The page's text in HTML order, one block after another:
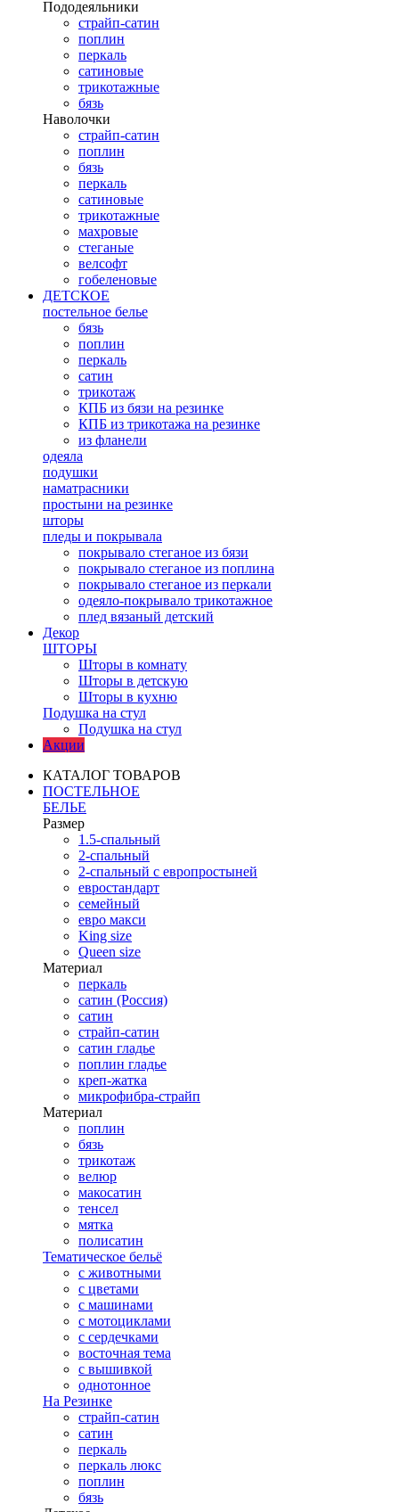
Пододеяльники
страйп-сатин
поплин
перкаль
сатиновые
трикотажные
бязь
Наволочки
страйп-сатин
поплин
бязь
перкаль
сатиновые
трикотажные
махровые
стеганые
велсофт
гобеленовые
ДЕТСКОЕ
постельное белье
бязь
поплин
перкаль
сатин
трикотаж
КПБ из бязи на резинке
КПБ из трикотажа на резинке
из фланели
одеяла
подушки
наматрасники
простыни на резинке
шторы
пледы и покрывала
покрывало стеганое из бязи
покрывало стеганое из поплина
покрывало стеганое из перкали
одеяло-покрывало трикотажное
плед вязаный детский
Декор
ШТОРЫ
Шторы в комнату
Шторы в детскую
Шторы в кухню
Подушка на стул
Подушка на стул
Акции
КАТАЛОГ ТОВАРОВ
ПОСТЕЛЬНОЕ
БЕЛЬЕ
Размер
1.5-спальный
2-спальный
2-спальный с европростыней
евростандарт
семейный
евро макси
King size
Queen size
Материал
перкаль
сатин (Россия)
сатин
страйп-сатин
сатин гладье
поплин гладье
креп-жатка
микрофибра-страйп
Материал
поплин
бязь
трикотаж
велюр
макосатин
тенсел
мятка
полисатин
Тематическое бельё
с животными
с цветами
с машинами
с мотоциклами
с сердечками
восточная тема
с вышивкой
однотонное
На Резинке
страйп-сатин
сатин
перкаль
перкаль люкс
поплин
бязь